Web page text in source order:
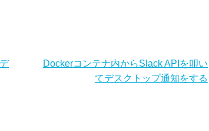
Dockerコンテナ内からSlack APIを叩い
てデスクトップ通知をする